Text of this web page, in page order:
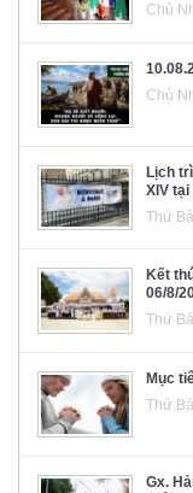
Chủ
Chủ
Lịch
XIV tại
Thứ
Kết
06/8/
Thứ
Mục
Thứ
Gx.